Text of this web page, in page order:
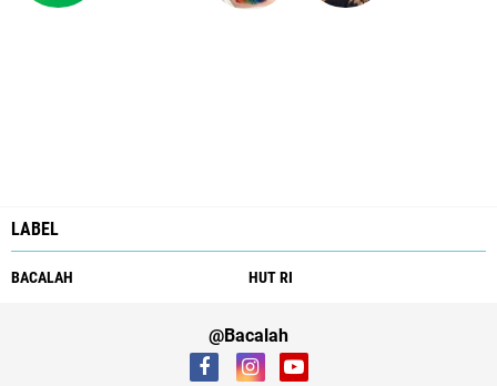
LABEL
BACALAH HUT RI
@Bacalah